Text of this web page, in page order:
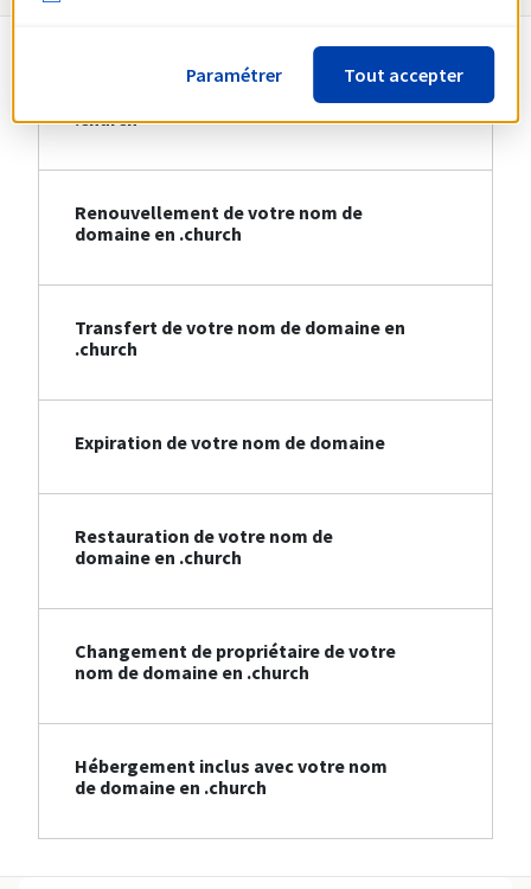
Création de votre nom de domaine en
.church
Renouvellement de votre nom de
domaine en .church
Transfert de votre nom de domaine en
.church
Expiration de votre nom de domaine
Restauration de votre nom de
domaine en .church
Changement de propriétaire de votre
nom de domaine en .church
Hébergement inclus avec votre nom
de domaine en .church
Paramétrer Tout accepter